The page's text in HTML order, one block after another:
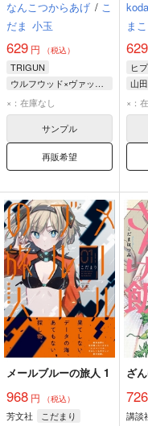
なんこつからあげ / こ
だま 小玉
629 円 （税込）
TRIGUN
ウルフウッド×ヴァッシュ
ヴァッシュ
ウルフウッド
×：在庫なし
サンプル
再販希望
まこ
629
ヒ
山
山
×：
メールブルーの旅人 1
968 円 （税込）
芳文社
こだまり
ざ
726
講談